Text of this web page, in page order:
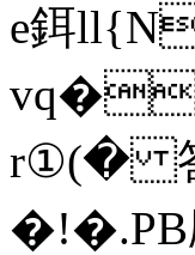
e鉺
vq�
r①(� 答
�!�.PB